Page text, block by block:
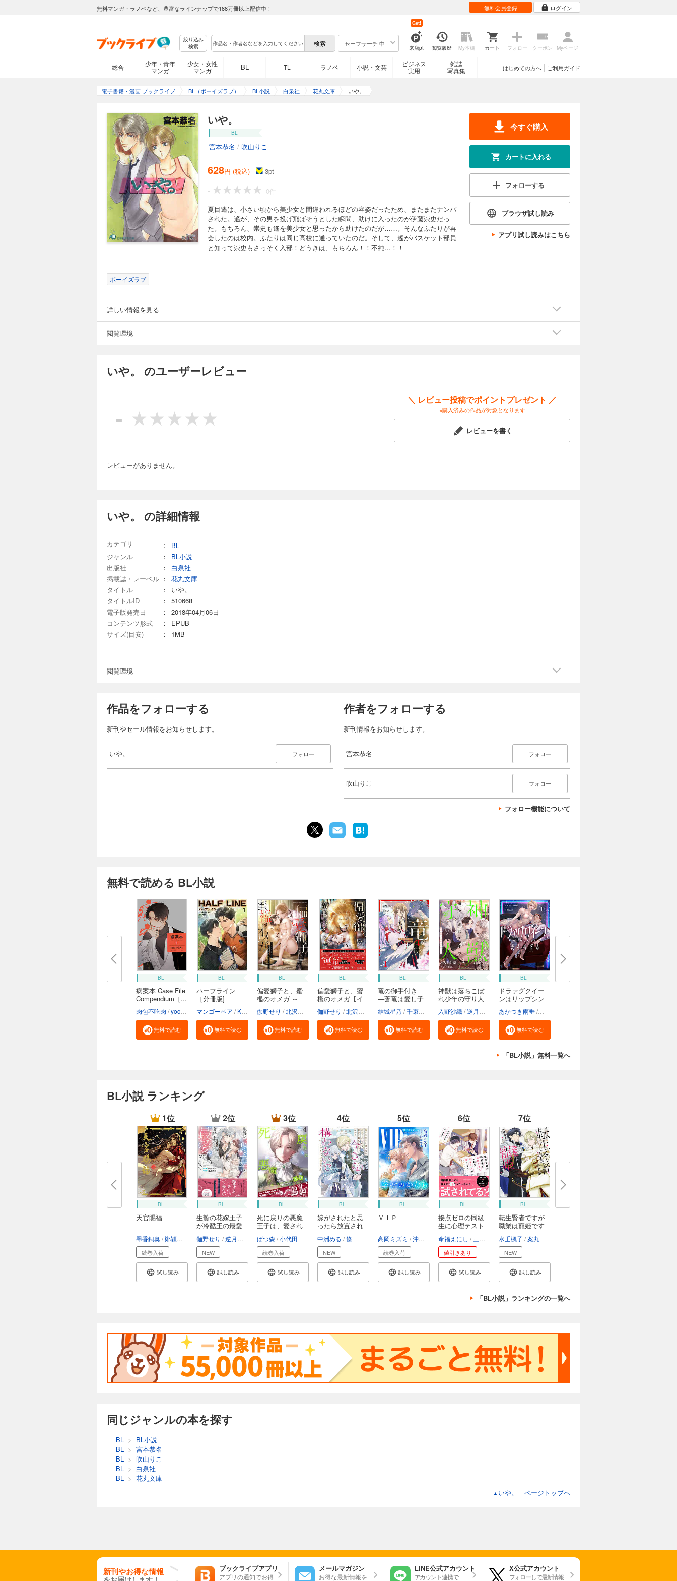
無料マンガ・ラノベなど、豊富なラインナップで188万冊以上配信中！ 無料会員登録 ログイン
絞り込み
検索
セーフサーチ 中
来店pt
Get!
閲覧履歴 My本棚 カート フォロー クーポン Myページ
総合
少年・青年
マンガ
少女・女性
マンガ
BL TL ラノベ 小説・文芸
ビジネス
実用
雑誌
写真集
ご利用ガイド
はじめての方へ
電子書籍・漫画 ブックライブ BL（ボーイズラブ） BL小説 白泉社 花丸文庫 いや。
いや。
BL
宮本恭名 / 吹山りこ
628円 (税込) 3pt
-
0件
夏目遙は、小さい頃から美少女と間違われるほどの容姿だったため、またまたナンパ
された。遙が、その男を投げ飛ばそうとした瞬間、助けに入ったのが伊藤崇史だっ
た。もちろん、崇史も遙を美少女と思ったから助けたのだが……。そんなふたりが再
会したのは校内。ふたりは同じ高校に通っていたのだ。そして、遙がバスケット部員
と知って崇史もさっそく入部！どうきは、もちろん！！不純…！！
今すぐ購入
カートに入れる
フォローする
ブラウザ試し読み
アプリ試し読みはこちら
ボーイズラブ
詳しい情報を見る
閲覧環境
いや。 のユーザーレビュー
-
＼ レビュー投稿でポイントプレゼント ／
※購入済みの作品が対象となります
レビューを書く
レビューがありません。
いや。 の詳細情報
カテゴリ ：
BL
ジャンル
：
BL小説
出版社
：
白泉社
掲載誌・レーベル ：
花丸文庫
タイトル
：
いや。
タイトルID
：
510668
電子版発売日
：
2018年04月06日
コンテンツ形式
：
EPUB
サイズ(目安)
： 1MB
閲覧環境
作品をフォローする
新刊やセール情報をお知らせします。
いや。 フォロー
作者をフォローする
新刊情報をお知らせします。
宮本恭名 フォロー
吹山りこ フォロー
フォロー機能について
無料で読める BL小説
BL
病案本 Case File
Compendium［...
肉包不吃肉 yoco 呉聖華
無料で読む
BL
ハーフライン
［分冊版]
マンゴーベア Kanapy 加藤智子
無料で読む
BL
偏愛獅子と、蜜
檻のオメガ ～
伽野せり 北沢きょう
無料で読む
BL
偏愛獅子と、蜜
檻のオメガ【イ
伽野せり 北沢きょう
無料で読む
BL
竜の御手付き
―蒼竜は愛し子
結城星乃 千束るち
無料で読む
BL
神獣は落ちこぼ
れ少年の守り人
入野沙織 逆月酒乱
無料で読む
BL
ドラァグクイー
ンはリップシン
あかつき雨垂
無料で読む
「BL小説」無料一覧へ
BL小説 ランキング
1位
BL
天官賜福
墨香銅臭 鄭穎馨 日出的小太陽
続巻入荷
試し読み
2位
BL
生贄の花嫁王子
が冷酷王の最愛
伽野せり 逆月酒乱
NEW
試し読み
3位
BL
死に戻りの悪魔
王子は、愛され
ばつ森 小代田
続巻入荷
試し読み
4位
BL
嫁がされたと思
ったら放置され
中洲める 條
NEW
試し読み
5位
BL
ＶＩＰ
高岡ミズミ 沖麻実也
続巻入荷
試し読み
6位
BL
接点ゼロの同級
生に心理テスト
傘福えにし 三ツ星しずく
値引きあり
試し読み
7位
BL
転生賢者ですが
職業は寵姫です
水壬楓子 案丸
NEW
試し読み
「BL小説」ランキングの一覧へ
同じジャンルの本を探す
BL > BL小説
BL
> 宮本恭名
BL
> 吹山りこ
BL
> 白泉社
BL
> 花丸文庫
▲ いや。 ページトップヘ
新刊やお得な情報 ブックライブアプリ
アプリの通知でお得
メールマガジン
お得な最新情報を
LINE公式アカウント
アカウント連携で
X公式アカウント
フォローして最新情報